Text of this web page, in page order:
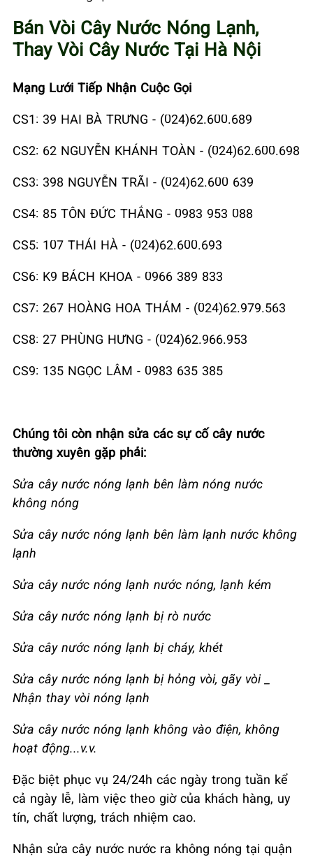
Bán Vòi Cây Nước Nóng Lạnh,
Thay Vòi Cây Nước Tại Hà Nội
Mạng Lưới Tiếp Nhận Cuộc Gọi
CS1: 39 HAI BÀ TRƯNG - (024)62.600.689
CS2: 62 NGUYỄN KHÁNH TOÀN - (024)62.600.698
CS3: 398 NGUYỄN TRÃI - (024)62.600 639
CS4: 85 TÔN ĐỨC THẮNG - 0983 953 088
CS5: 107 THÁI HÀ - (024)62.600.693
CS6: K9 BÁCH KHOA - 0966 389 833
CS7: 267 HOÀNG HOA THÁM - (024)62.979.563
CS8: 27 PHÙNG HƯNG - (024)62.966.953
CS9: 135 NGỌC LÂM - 0983 635 385
Chúng tôi còn nhận sửa các sự cố cây nước
thường xuyên gặp phải:
Sửa cây nước nóng lạnh bên làm nóng nước
không nóng
Sửa cây nước nóng lạnh bên làm lạnh nước không
lạnh
Sửa cây nước nóng lạnh nước nóng, lạnh kém
Sửa cây nước nóng lạnh bị rò nước
Sửa cây nước nóng lạnh bị cháy, khét
Sửa cây nước nóng lạnh bị hỏng vòi, gãy vòi _
Nhận thay vòi nóng lạnh
Sửa cây nước nóng lạnh không vào điện, không
hoạt động...v.v.
Đặc biệt phục vụ 24/24h các ngày trong tuần kể
cả ngày lễ, làm việc theo giờ của khách hàng, uy
tín, chất lượng, trách nhiệm cao.
Nhận sửa cây nước nước ra không nóng tại quận